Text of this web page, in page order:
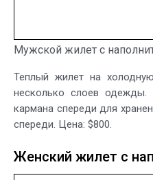
Мужской жилет с
Теплый жилет на
несколько слоев
кармана спереди для
спереди. Цена: $800.
Женский жилет с